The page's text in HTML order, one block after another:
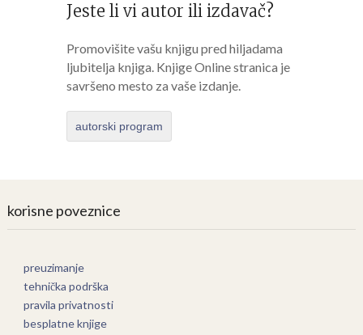
Jeste li vi autor ili izdavač?
Promovišite vašu knjigu pred hiljadama
ljubitelja knjiga. Knjige Online stranica je
savršeno mesto za vaše izdanje.
autorski program
korisne poveznice
preuzimanje
tehnička podrška
pravila privatnosti
besplatne knjige